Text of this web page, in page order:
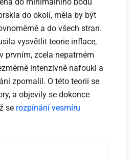
do okolí, měla by být
a do všech stran.
vysvětlit teorie inflace,
prvním, zcela nepatrném
intenzivně nafoukl a
zpomalil. O této teorii se
a objevily se dokonce
se rozpínání vesmíru